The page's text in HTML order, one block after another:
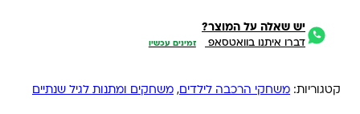
יש שאלה על המוצר?
דברו איתנו בוואטסאפ זמינים עכשיו
קטגוריות:משחקי הרכבה לילדים,משחקים ומתנות לגיל שנתיים